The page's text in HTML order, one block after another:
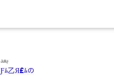
بعد
Ƒﾑ乙Я£ﾑの